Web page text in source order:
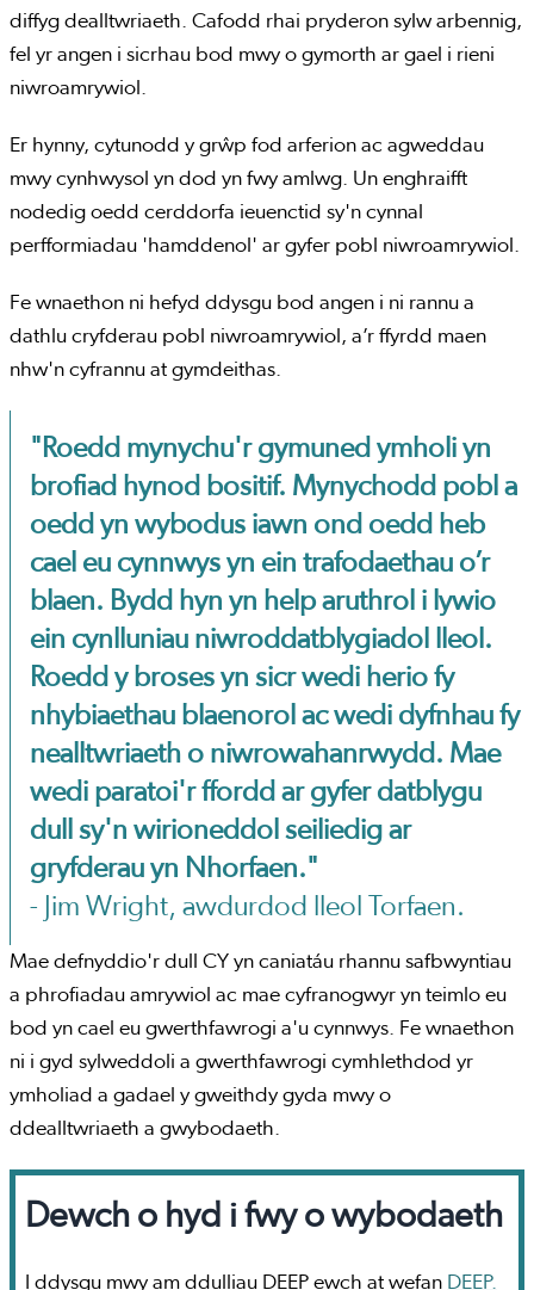
diffyg dealltwriaeth. Cafodd rhai pryderon sylw arbennig,
fel yr angen i sicrhau bod mwy o gymorth ar gael i rieni
niwroamrywiol.
Er hynny, cytunodd y grŵp fod arferion ac agweddau
mwy cynhwysol yn dod yn fwy amlwg. Un enghraifft
nodedig oedd cerddorfa ieuenctid sy'n cynnal
perfformiadau 'hamddenol' ar gyfer pobl niwroamrywiol.
Fe wnaethon ni hefyd ddysgu bod angen i ni rannu a
dathlu cryfderau pobl niwroamrywiol, a’r ffyrdd maen
nhw'n cyfrannu at gymdeithas.
"Roedd mynychu'r gymuned ymholi yn
brofiad hynod bositif. Mynychodd pobl a
oedd yn wybodus iawn ond oedd heb
cael eu cynnwys yn ein trafodaethau o’r
blaen. Bydd hyn yn help aruthrol i lywio
ein cynlluniau niwroddatblygiadol lleol.
Roedd y broses yn sicr wedi herio fy
nhybiaethau blaenorol ac wedi dyfnhau fy
nealltwriaeth o niwrowahanrwydd. Mae
wedi paratoi'r ffordd ar gyfer datblygu
dull sy'n wirioneddol seiliedig ar
gryfderau yn Nhorfaen."
- Jim Wright, awdurdod lleol Torfaen.
Mae defnyddio'r dull CY yn caniatáu rhannu safbwyntiau
a phrofiadau amrywiol ac mae cyfranogwyr yn teimlo eu
bod yn cael eu gwerthfawrogi a'u cynnwys. Fe wnaethon
ni i gyd sylweddoli a gwerthfawrogi cymhlethdod yr
ymholiad a gadael y gweithdy gyda mwy o
ddealltwriaeth a gwybodaeth.
Dewch o hyd i fwy o wybodaeth
I ddysgu mwy am ddulliau DEEP ewch at wefan DEEP.